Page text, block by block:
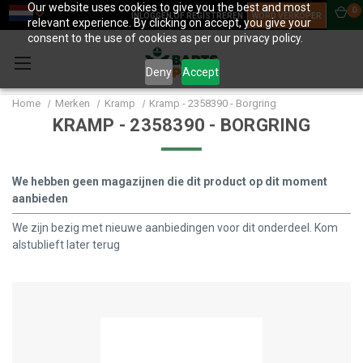
Our website uses cookies to give you the best and most
relevant experience. By clicking on accept, you give your
consent to the use of cookies as per our privacy policy.
Deny Accept
INLOGGEN OF REGISTREREN WORD VERKOPER
0
Home Merken Kramp Kramp - 2358390 - Borgring
KRAMP - 2358390 - BORGRING
We hebben geen magazijnen die dit product op dit moment
aanbieden
We zijn bezig met nieuwe aanbiedingen voor dit onderdeel. Kom
alstublieft later terug